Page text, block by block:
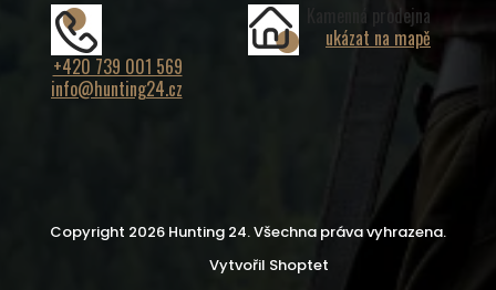
+420 739 001 569
info@hunting24.cz
Kamenná prodejna
ukázat na mapě
Vytvořil Shoptet
Copyright 2026 Hunting 24. Všechna práva vyhrazena.